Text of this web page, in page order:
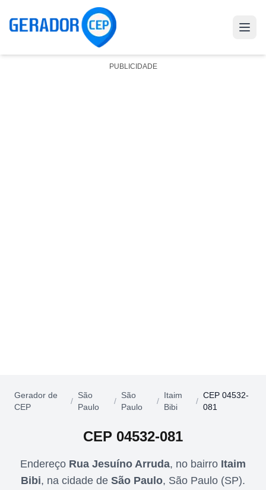
PUBLICIDADE
Gerador de
CEP
/
São
Paulo
/
São
Paulo
/
Itaim
Bibi
/
CEP 04532-
081
CEP 04532-081
Endereço Rua Jesuíno Arruda, no bairro Itaim
Bibi, na cidade de São Paulo, São Paulo (SP).